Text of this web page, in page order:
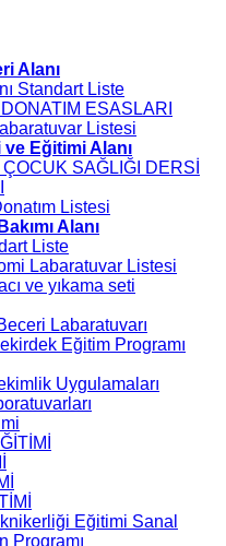
Alanı
Standart Liste
ESASLARI
Listesi
Eğitimi Alanı
SAĞLIĞI DERSİ
Listesi
Alanı
Liste
Labaratuvar Listesi
ve yıkama seti
Labaratuvarı
Eğitim Programı
Uygulamaları
Eğitimi Sanal
Programı